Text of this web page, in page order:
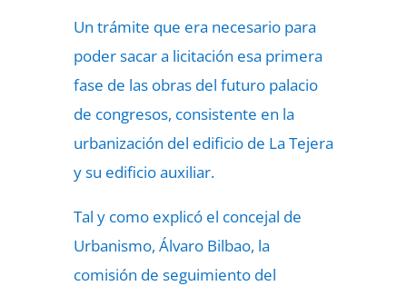
Un trámite que era necesario para
poder sacar a licitación esa primera
fase de las obras del futuro palacio
de congresos, consistente en la
urbanización del edificio de La Tejera
y su edificio auxiliar.
Tal y como explicó el concejal de
Urbanismo, Álvaro Bilbao, la
comisión de seguimiento del